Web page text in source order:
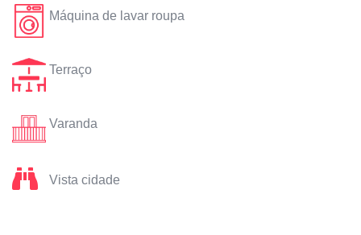
Máquina de lavar roupa
Terraço
Varanda
Vista cidade